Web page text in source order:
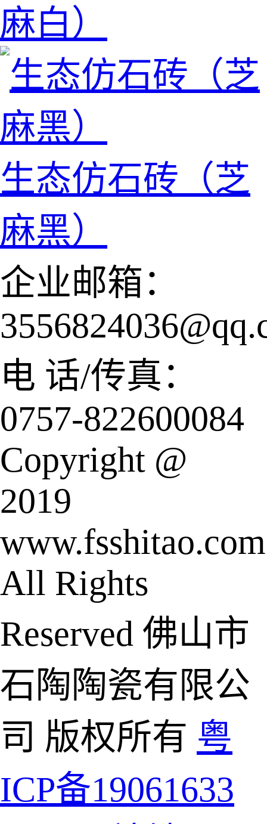
麻白）
生态仿石砖（芝
麻黑）
企业邮箱：
电 话/传真：
0757-822600084
Copyright @
2019
www.fsshitao.com
All Rights
Reserved 佛山市
石陶陶瓷有限公
司 版权所有 粤
ICP备19061633